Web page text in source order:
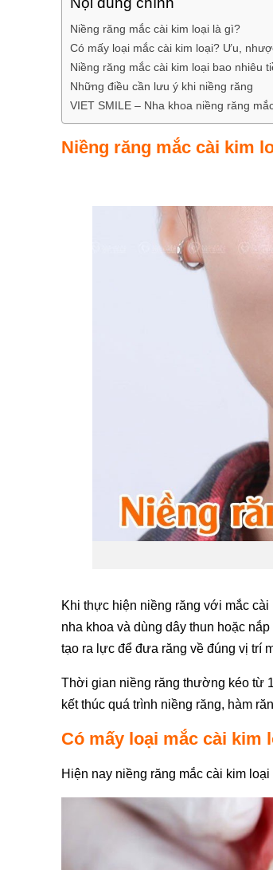
Niềng răng mắc cài kim loại là gì?
Có mấy loại mắc cài kim loại? Ưu,
Niềng răng mắc cài kim loại bao nhiêu
Những điều cần lưu ý khi niềng răng
VIET SMILE – Nha khoa niềng răng
Niềng răng mắc cài kim
Khi thực hiện niềng răng với mắc
nha khoa và dùng dây thun hoặc
tạo ra lực để đưa răng về đúng vị trí
Thời gian niềng răng thường kéo từ
kết thúc quá trình niềng răng, hàm
Có mấy loại mắc cài
Hiện nay niềng răng mắc cài kim